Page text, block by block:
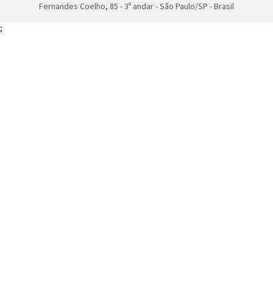
Fernandes Coelho, 85 - 3º andar - São Paulo/SP - Brasil
;